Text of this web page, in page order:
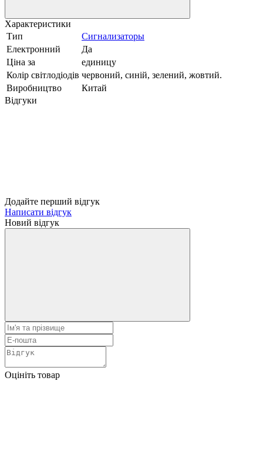
Характеристики
Тип
Сигнализаторы
Електронний
Да
Ціна за
единицу
Колір світлодіодів червоний, синій, зелений, жовтий.
Виробництво
Китай
Відгуки
Додайте перший відгук
Написати відгук
Новий відгук
Оцініть товар